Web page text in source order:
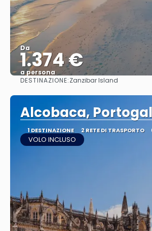
Da
1.374 €
a persona
Vedere
DESTINAZIONE:Zanzibar Island
Alcobaca,
1 DESTINAZIONE 2 RETE DI TRASPORTO
VOLO INCLUSO